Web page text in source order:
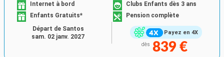
Payez en 4X
Internet à bord
Clubs Enfants dès 3 ans
Enfants Gratuits*
Pension complète
dès 839 €
Départ de Santos
sam. 02 janv. 2027